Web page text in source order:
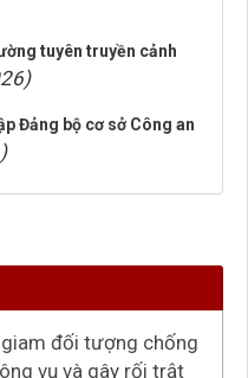
tuyên truyền cảnh
Đảng bộ cơ sở Công an
đối tượng chống
vụ và gây rối trật